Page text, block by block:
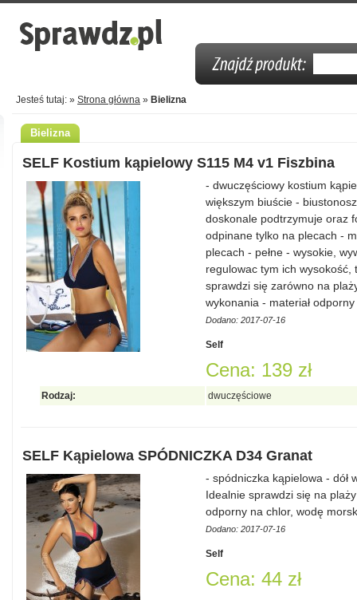
Jesteś tutaj: » Strona główna » Bielizna
Bielizna
SELF Kostium kąpielowy S115 M4 v1 Fiszbina
- dwuczęściowy kostium
większym biuście -
doskonale podtrzymuje oraz
odpinane tylko na plecach -
plecach - pełne - wysokie,
regulowac tym ich wysokość,
sprawdzi się zarówno na
wykonania - materiał
Dodano: 2017-07-16
Self
Cena: 139 zł
Rodzaj: dwuczęściowe
SELF Kąpielowa SPÓDNICZKA D34 Granat
- spódniczka kąpielowa - dół
Idealnie sprawdzi się na
odporny na chlor, wodę
Dodano: 2017-07-16
Self
Cena: 44 zł